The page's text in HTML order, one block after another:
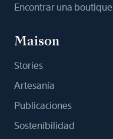
Encontrar una boutique
Maison
Stories
Artesanía
Publicaciones
Sostenibilidad